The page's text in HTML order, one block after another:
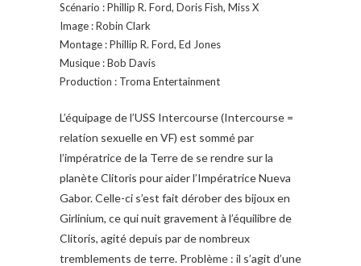
Scénario : Phillip R. Ford, Doris Fish, Miss X
Image : Robin Clark
Montage : Phillip R. Ford, Ed Jones
Musique : Bob Davis
Production : Troma Entertainment
L’équipage de l’USS Intercourse (Intercourse =
relation sexuelle en VF) est sommé par
l’impératrice de la Terre de se rendre sur la
planète Clitoris pour aider l’Impératrice Nueva
Gabor. Celle-ci s’est fait dérober des bijoux en
Girlinium, ce qui nuit gravement à l’équilibre de
Clitoris, agité depuis par de nombreux
tremblements de terre. Problème : il s’agit d’une